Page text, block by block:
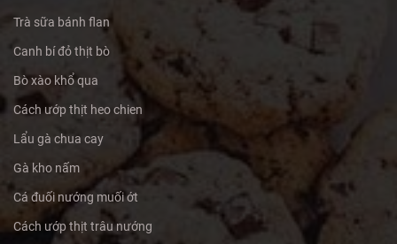
Trà sữa bánh flan
Canh bí đỏ thịt bò
Bò xào khổ qua
Cách ướp thịt heo chien
Lẩu gà chua cay
Gà kho nấm
Cá đuối nướng muối ớt
Cách ướp thịt trâu nướng